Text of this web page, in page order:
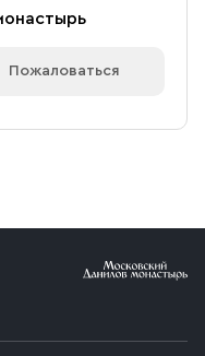
Пожаловаться